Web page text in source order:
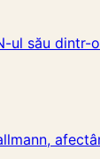
ul său dintr-